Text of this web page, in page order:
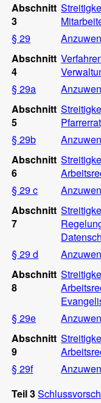
Abschnitt
3
§ 29
Abschnitt
4
§ 29a
Abschnitt
5
§ 29b
Abschnitt
6
§ 29 c
Abschnitt
7
§ 29 d
Abschnitt
8
§ 29e
Abschnitt
9
§ 29f
Teil 3